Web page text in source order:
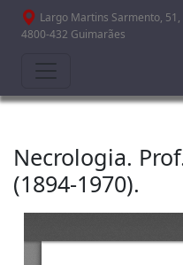
Passar para o conteúdo
Largo Martins Sarmento, 51,
4800-432 Guimarães
Necrologia.
(1894-1970).